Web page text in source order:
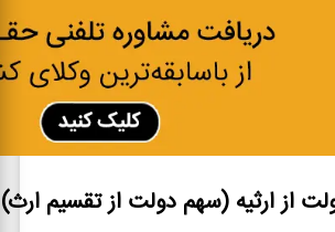
از ارثیه (سهم دولت از تقسیم